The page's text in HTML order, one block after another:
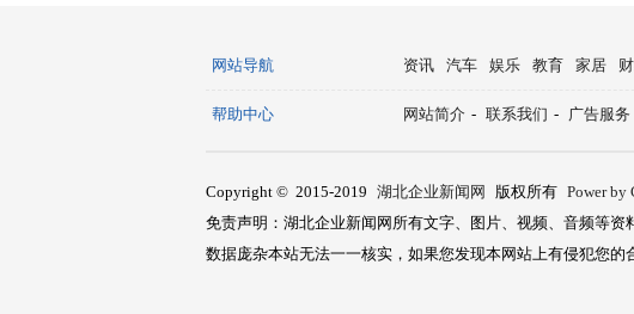
网站导航 资讯 汽车 娱乐 教育 家居
帮助中心 网站简介 - 联系我们 - 广告服务
Copyright © 2015-2019 湖北企业新闻网 版权所有 Power by
免责声明：湖北企业新闻网所有文字、图片、视频、音频等
数据庞杂本站无法一一核实，如果您发现本网站上有侵犯您